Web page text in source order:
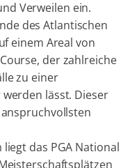
Verweilen ein.
des Atlantischen
einem Areal von
der zahlreiche
zu einer
lässt. Dieser
das PGA National